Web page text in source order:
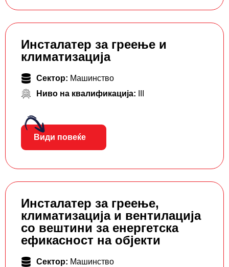
Инсталатер за греење и
климатизација
Сектор: Машинство
Ниво на квалификација:
Види повеќе
Инсталатер за греење,
климатизација и вентилација
со вештини за енергетска
ефикасност на објекти
Сектор: Машинство